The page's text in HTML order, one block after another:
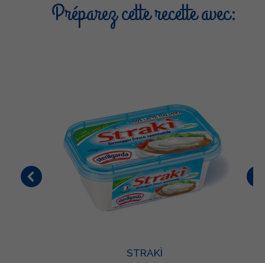
Préparez cette recette avec:
STRAKÌ